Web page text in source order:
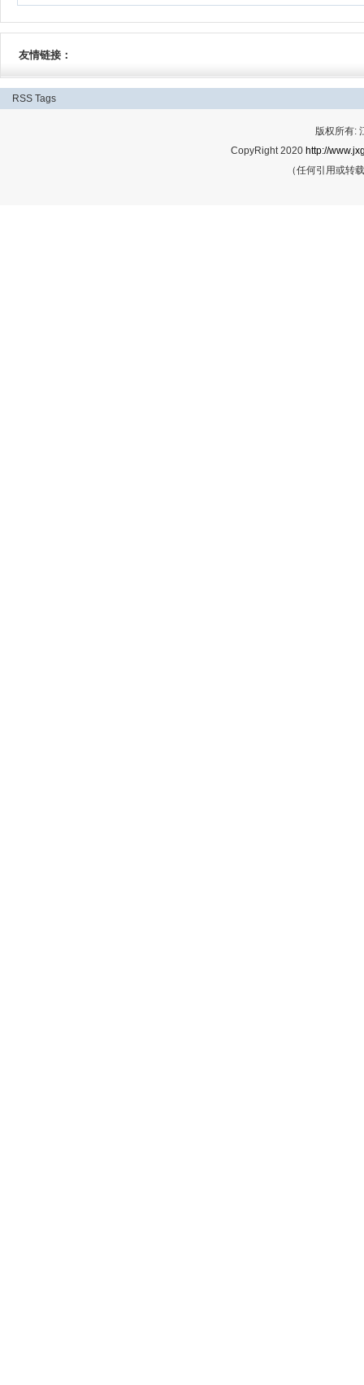
友情链接：
RSS Tags
版权所有:
CopyRight 2020 http://
（任何引用或转